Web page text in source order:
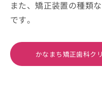
また、矯正装置の種類
です。
かなまち矯正歯科ク